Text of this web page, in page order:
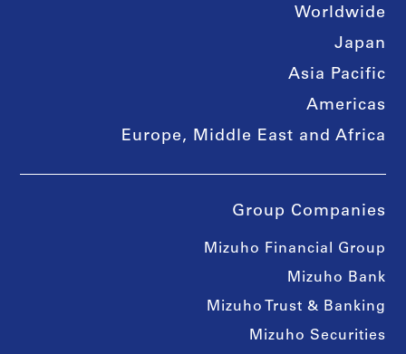
Worldwide
Japan
Asia Pacific
Americas
Europe, Middle East and Africa
Group Companies
Mizuho Financial Group
Mizuho Bank
Mizuho Trust & Banking
Mizuho Securities